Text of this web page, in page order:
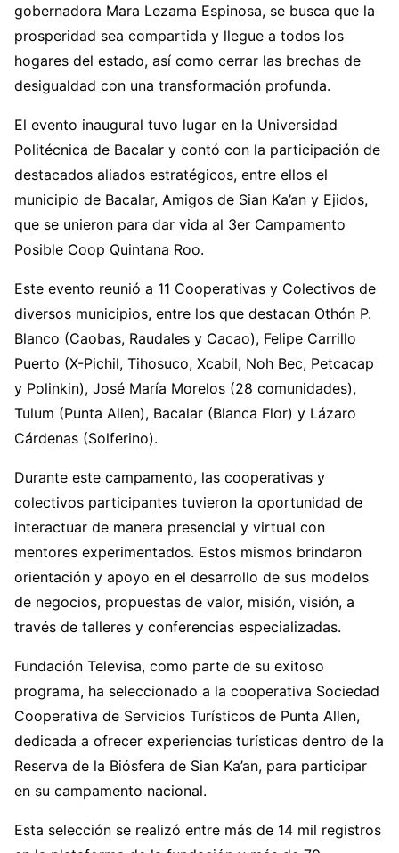
gobernadora Mara Lezama Espinosa, se busca que la
prosperidad sea compartida y llegue a todos los
hogares del estado, así como cerrar las brechas de
desigualdad con una transformación profunda.
El evento inaugural tuvo lugar en la Universidad
Politécnica de Bacalar y contó con la participación de
destacados aliados estratégicos, entre ellos el
municipio de Bacalar, Amigos de Sian Ka’an y Ejidos,
que se unieron para dar vida al 3er Campamento
Posible Coop Quintana Roo.
Este evento reunió a 11 Cooperativas y Colectivos de
diversos municipios, entre los que destacan Othón P.
Blanco (Caobas, Raudales y Cacao), Felipe Carrillo
Puerto (X-Pichil, Tihosuco, Xcabil, Noh Bec, Petcacap
y Polinkin), José María Morelos (28 comunidades),
Tulum (Punta Allen), Bacalar (Blanca Flor) y Lázaro
Cárdenas (Solferino).
Durante este campamento, las cooperativas y
colectivos participantes tuvieron la oportunidad de
interactuar de manera presencial y virtual con
mentores experimentados. Estos mismos brindaron
orientación y apoyo en el desarrollo de sus modelos
de negocios, propuestas de valor, misión, visión, a
través de talleres y conferencias especializadas.
Fundación Televisa, como parte de su exitoso
programa, ha seleccionado a la cooperativa Sociedad
Cooperativa de Servicios Turísticos de Punta Allen,
dedicada a ofrecer experiencias turísticas dentro de la
Reserva de la Biósfera de Sian Ka’an, para participar
en su campamento nacional.
Esta selección se realizó entre más de 14 mil registros